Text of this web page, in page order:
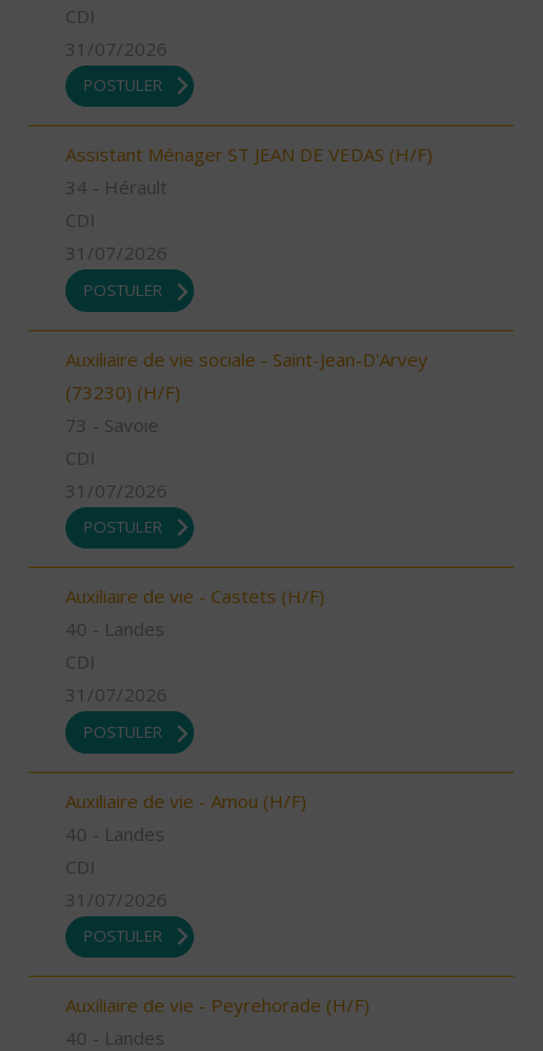
CDI
31/07/2026
POSTULER
Assistant Ménager ST JEAN DE VEDAS (H/F)
34 - Hérault
CDI
31/07/2026
POSTULER
Auxiliaire de vie sociale - Saint-Jean-D'Arvey
(73230) (H/F)
73 - Savoie
CDI
31/07/2026
POSTULER
Auxiliaire de vie - Castets (H/F)
40 - Landes
CDI
31/07/2026
POSTULER
Auxiliaire de vie - Amou (H/F)
40 - Landes
CDI
31/07/2026
POSTULER
Auxiliaire de vie - Peyrehorade (H/F)
40 - Landes